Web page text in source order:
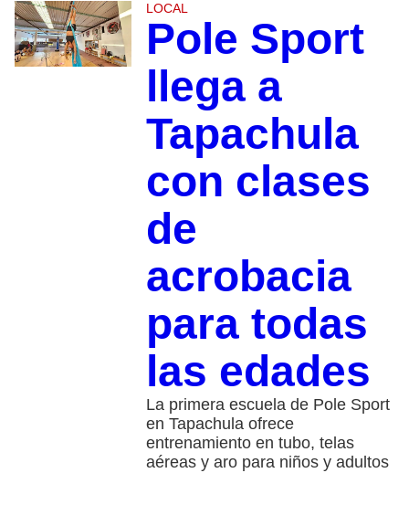
LOCAL
Pole Sport
llega a
Tapachula
con clases
de
acrobacia
para todas
las edades
La primera escuela de Pole Sport
en Tapachula ofrece
entrenamiento en tubo, telas
aéreas y aro para niños y adultos